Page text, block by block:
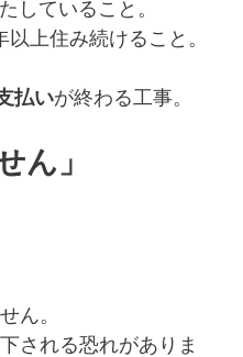
していること。
上住み続けること。
払いが終わる工事。
ん」
ん。
される恐れがありま